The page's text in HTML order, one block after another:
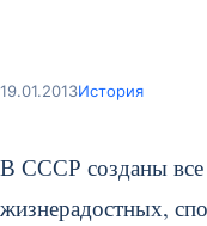
19.01.2013История
В СССР созданы все
жизнерадостных,